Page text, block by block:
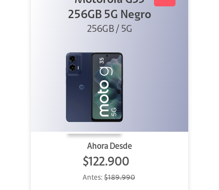
256GB 5G Negro
256GB / 5G
Ahora Desde
$122.900
Antes: $189.990